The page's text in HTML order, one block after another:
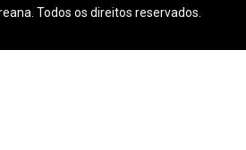
Todos os direitos reservados.